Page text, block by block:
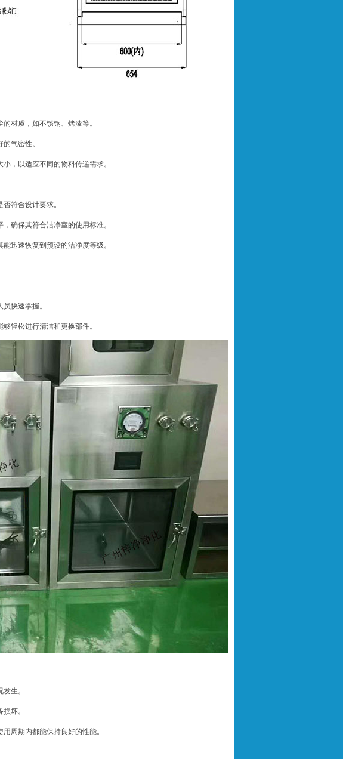
材质，如不锈钢、烤漆等。
气密性。
，以适应不同的物料传递需求。
符合设计要求。
确保其符合洁净室的使用标准。
迅速恢复到预设的洁净度等级。
快速掌握。
轻松进行清洁和更换部件。
生。
坏。
周期内都能保持良好的性能。